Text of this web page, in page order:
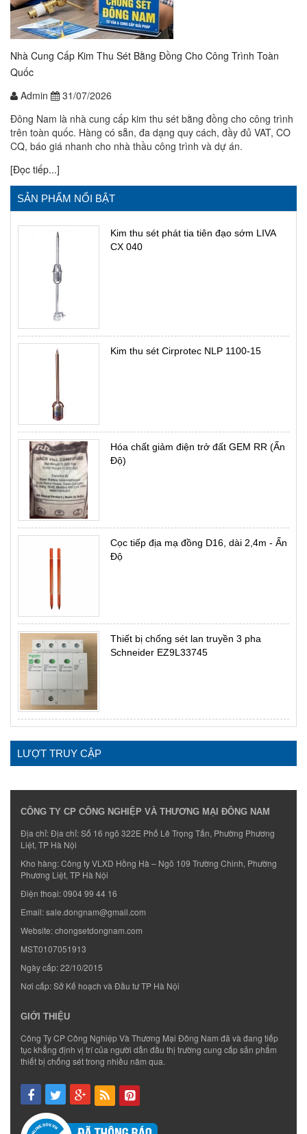
Nhà Cung Cấp Kim Thu Sét Bằng Đồng Cho Công Trình Toàn
Quốc
Admin
31/07/2026
Đông Nam là nhà cung cấp kim thu sét bằng đồng cho công trình
trên toàn quốc. Hàng có sẵn, đa dạng quy cách, đầy đủ VAT, CO
CQ, báo giá nhanh cho nhà thầu công trình và dự án.
[Đọc tiếp...]
SẢN PHẨM NỔI BẬT
Kim thu sét phát tia tiên đạo sớm LIVA
CX 040
Kim thu sét Cirprotec NLP 1100-15
Hóa chất giảm điện trở đất GEM RR (Ấn
Độ)
Cọc tiếp địa mạ đồng D16, dài 2,4m - Ấn
Độ
Thiết bị chống sét lan truyền 3 pha
Schneider EZ9L33745
LƯỢT TRUY CẬP
CÔNG TY CP CÔNG NGHIỆP VÀ THƯƠNG MẠI ĐÔNG NAM
Địa chỉ: Địa chỉ: Số 16 ngõ 322E Phố Lê Trọng Tấn, Phường Phương
Liệt, TP Hà Nội
Kho hàng: Công ty VLXD Hồng Hà – Ngõ 109 Trường Chinh, Phường
Phương Liệt, TP Hà Nội
Điện thoại:0904 99 44 16
Email:sale.dongnam@gmail.com
Website:chongsetdongnam.com
MST:0107051913
Ngày cấp: 22/10/2015
Nơi cấp: Sở Kế hoạch và Đầu tư TP Hà Nội
GIỚI THIỆU
Công Ty CP Công Nghiệp Và Thương Mại Đông Nam đã và đang tiếp
tục khẳng định vị trí của người dẫn đầu thị trường cung cấp sản phẩm
thiết bị chống sét trong nhiều năm qua.